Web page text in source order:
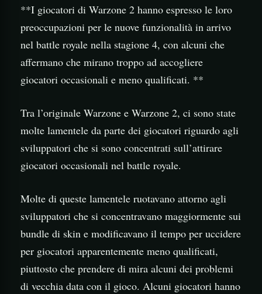
**I giocatori di Warzone 2 hanno espresso le loro
preoccupazioni per le nuove funzionalità in arrivo
nel battle royale nella stagione 4, con alcuni che
affermano che mirano troppo ad accogliere
giocatori occasionali e meno qualificati. **
Tra l’originale Warzone e Warzone 2, ci sono state
molte lamentele da parte dei giocatori riguardo agli
sviluppatori che si sono concentrati sull’attirare
giocatori occasionali nel battle royale.
Molte di queste lamentele ruotavano attorno agli
sviluppatori che si concentravano maggiormente sui
bundle di skin e modificavano il tempo per uccidere
per giocatori apparentemente meno qualificati,
piuttosto che prendere di mira alcuni dei problemi
di vecchia data con il gioco. Alcuni giocatori hanno